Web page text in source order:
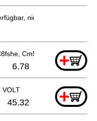
nicht bestellbar
Cm5sb, C8fse, H41mb
+
6.78
VOLT +
45.32